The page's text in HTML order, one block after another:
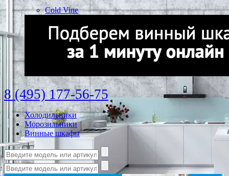
Cold Vine
8 (495) 177-56-75
Холодильники
Морозильники
Винные шкафы